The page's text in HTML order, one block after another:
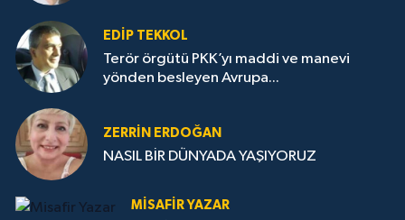
EDIP TEKKOL
Terör örgütü PKK’yı maddi ve manevi
yönden besleyen Avrupa...
ZERRIN ERDOĞAN
NASIL BİR DÜNYADA YAŞIYORUZ
MISAFIR YAZAR